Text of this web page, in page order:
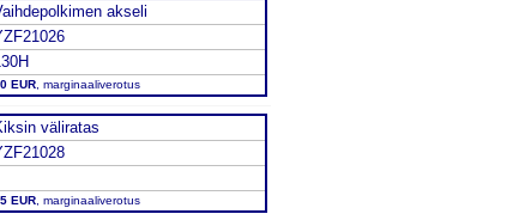
akseli
EUR , marginaaliverotus
väliratas
EUR , marginaaliverotus